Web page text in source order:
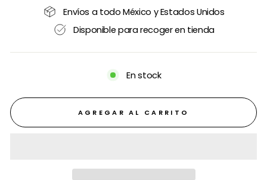
Envíos a todo México y Estados Unidos
Disponible para recoger en tienda
En stock
AGREGAR AL CARRITO